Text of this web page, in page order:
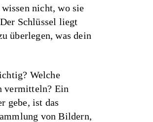
nicht, wo sie
Schlüssel liegt
überlegen, was dein
Welche
vermitteln? Ein
gebe, ist das
von Bildern,